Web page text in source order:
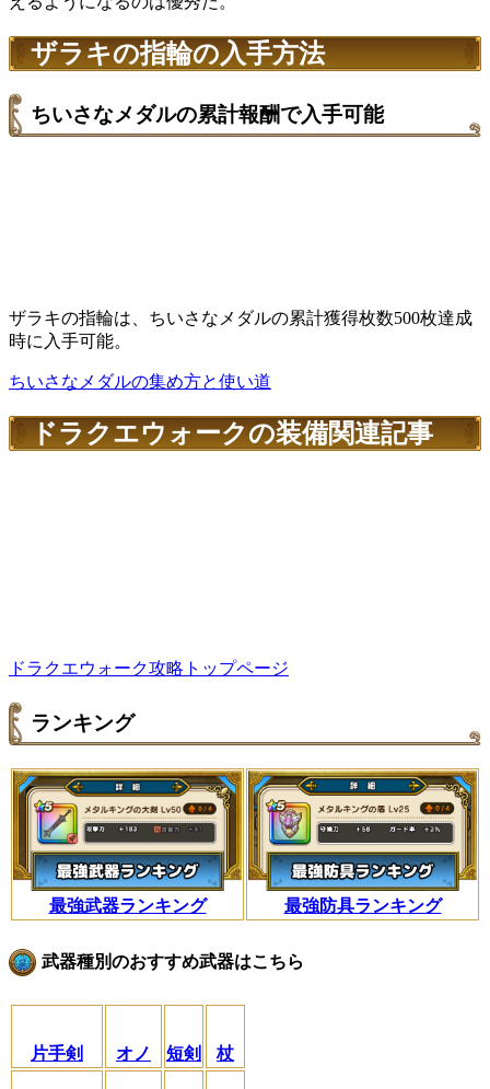
ザラキの指輪の入手方法
ちいさなメダルの累計報酬で入手可能
ザラキの指輪は、ちいさなメダルの累計獲得枚数500枚達成
時に入手可能。
ちいさなメダルの集め方と使い道
ドラクエウォークの装備関連記事
ドラクエウォーク攻略トップページ
ランキング
最強武器ランキング 最強防具ランキング
武器種別のおすすめ武器はこちら
片手剣 オノ 短剣 杖